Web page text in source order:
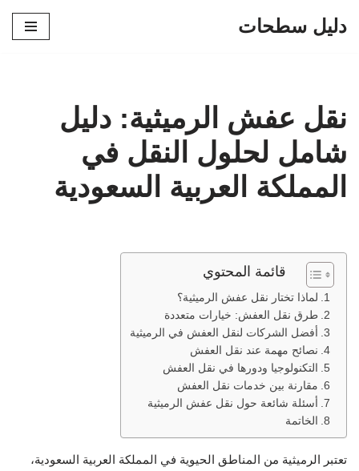
دليل سطحات
نقل عفش الرميثية: دليل
شامل لحلول النقل في
المملكة العربية السعودية
قائمة المحتوي
لماذا تختار نقل عفش الرميثية؟
طرق نقل العفش: خيارات متعددة
أفضل الشركات لنقل العفش في الرميثية
نصائح مهمة عند نقل العفش
التكنولوجيا ودورها في نقل العفش
مقارنة بين خدمات نقل العفش
أسئلة شائعة حول نقل عفش الرميثية
الخاتمة
تعتبر الرميثية من المناطق الحيوية في المملكة العربية السعودية،